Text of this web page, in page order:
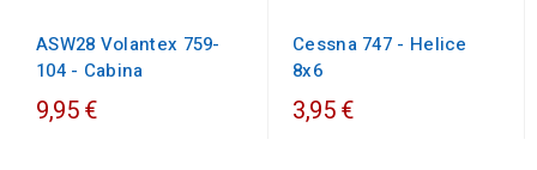
ASW28 Volantex 759-
104 - Cabina
9,95 €
Cessna 747 - Helice
8x6
3,95 €